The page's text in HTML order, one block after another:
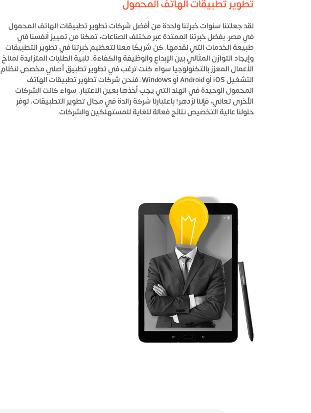
تطوير تطبيقات الهاتف المحمول
لقد جعلتنا سنوات خبرتنا واحدة من أفضل شركات تطوير تطبيقات الهاتف المحمول
في مصر.بفضل خبرتنا الممتدة عبر مختلف الصناعات، تمكنا من تمييز أنفسنا في
طبيعة الخدمات التي نقدمها.كن شريكًا معنا لتعظيم خبرتنا في تطوير التطبيقات
وإيجاد التوازن المثالي بين الإبداع والوظيفة والكفاءة.تلبية الطلبات المتزايدة لمناخ
الأعمال المعزز بالتكنولوجيا سواء كنت ترغب في تطوير تطبيق أصلي مخصص لنظام
التشغيل iOS أو Android أو Windows، فنحن شركات تطوير تطبيقات الهاتف
المحمول الوحيدة في الهند التي يجب أخذها بعين الاعتبار. سواء كانت الشركات
الأخرى تعاني، فإننا نزدهر!باعتبارنا شركة رائدة في مجال تطوير التطبيقات، توفر
حلولنا عالية التخصيص نتائج فعالة للغاية للمستهلكين والشركات.